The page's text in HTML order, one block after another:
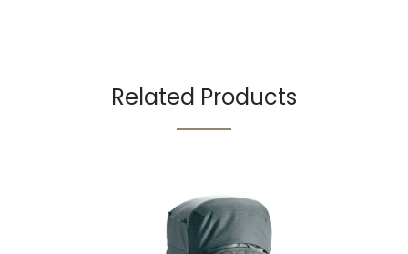
Related Products